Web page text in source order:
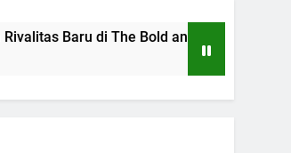
Baru di The Bold and the Beautiful